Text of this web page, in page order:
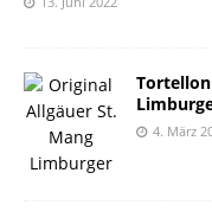
4. März